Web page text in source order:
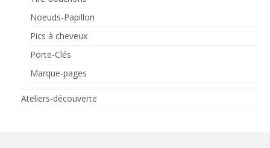
Noeuds-Papillon
Pics à cheveux
Porte-Clés
Marque-pages
Ateliers-découverte